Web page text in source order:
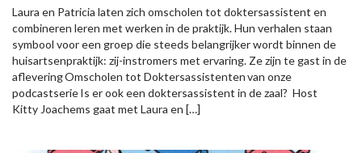
Laura en Patricia laten zich omscholen tot doktersassistent en
combineren leren met werken in de praktijk. Hun verhalen staan
symbool voor een groep die steeds belangrijker wordt binnen de
huisartsenpraktijk: zij-instromers met ervaring. Ze zijn te gast in de
aflevering Omscholen tot Doktersassistenten van onze
podcastserie Is er ook een doktersassistent in de zaal? Host
Kitty Joachems gaat met Laura en […]